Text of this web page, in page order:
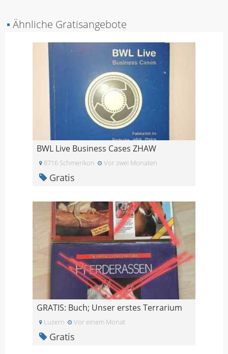
▪ Ähnliche Gratisangebote
BWL Live Business Cases ZHAW
8716 Schmerikon Vor zwei Monaten
Gratis
GRATIS: Buch; Unser erstes Terrarium
Luzern Vor einem Monat
Gratis